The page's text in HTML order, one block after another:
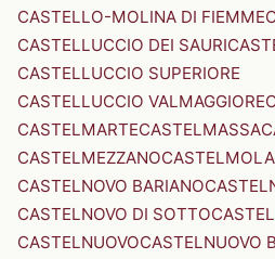
CASTELLO-MOLINA DI FIEMME
CASTELLUCCIO DEI SAURI
CASTELLUCCIO SUPERIORE
CASTELLUCCIO VALMAGGIORE
CASTELMARTECASTELMASSA
CASTELMEZZANOCASTELMOLA
CASTELNOVO BARIANO
CASTELNOVO DI SOTTO
CASTELNUOVOCASTELNUOVO